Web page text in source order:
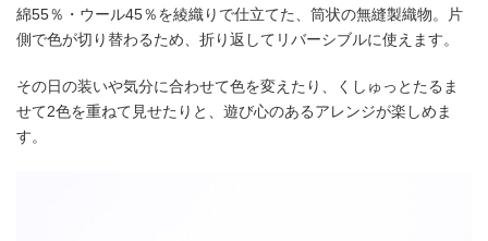
綿55％・ウール45％を綾織りで仕立てた、筒状の無縫製織物。片
側で色が切り替わるため、折り返してリバーシブルに使えます。
その日の装いや気分に合わせて色を変えたり、くしゅっとたるま
せて2色を重ねて見せたりと、遊び心のあるアレンジが楽しめま
す。